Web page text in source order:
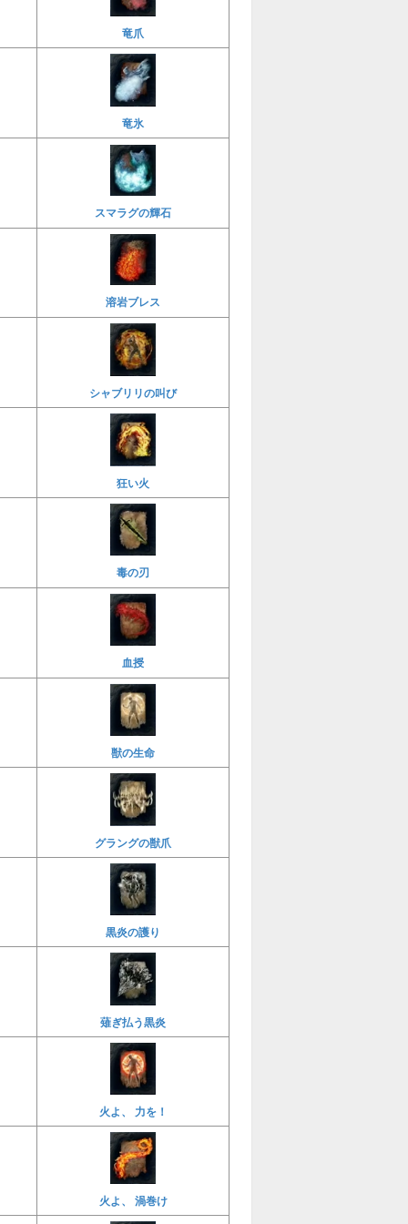
竜爪
竜氷
スマラグの輝石
溶岩ブレス
シャブリリの叫び
狂い火
毒の刃
血授
獣の生命
グラングの獣爪
黒炎の護り
薙ぎ払う黒炎
火よ、 力を！
火よ、 渦巻け